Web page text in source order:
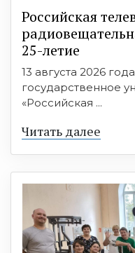
Российская
25-летие
13 августа 2026
государственное
«Российская ...
Читать далее